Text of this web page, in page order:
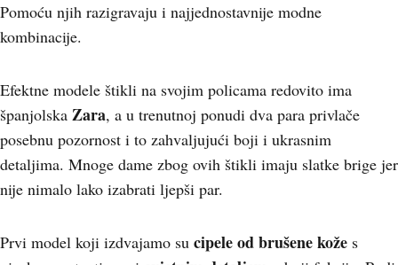
Pomoću njih razigravaju i najjednostavnije modne
kombinacije.
Efektne modele štikli na svojim policama redovito ima
španjolska Zara, a u trenutnoj ponudi dva para privlače
posebnu pozornost i to zahvaljujući boji i ukrasnim
detaljima. Mnoge dame zbog ovih štikli imaju slatke brige jer
nije nimalo lako izabrati ljepši par.
Prvi model koji izdvajamo su cipele od brušene kože s